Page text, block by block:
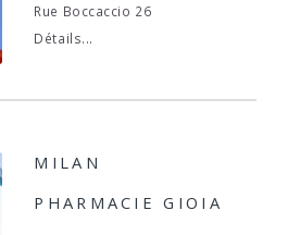
Rue Boccaccio 26
Détails...
MILAN
PHARMACIE GIOIA